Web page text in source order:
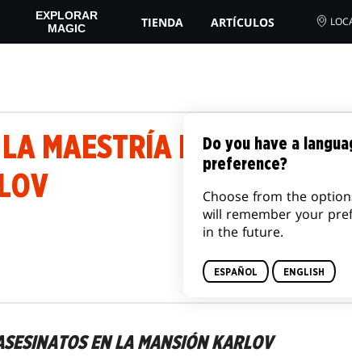
EXPLORAR
MAGIC
TIENDA ARTÍCULOS
MAESTRÍA DE
EN LA MANSIÓN KARLOV
Do you have a
preference?
Choose from the
will remember your
in the future.
ESPAÑOL ENGLISH